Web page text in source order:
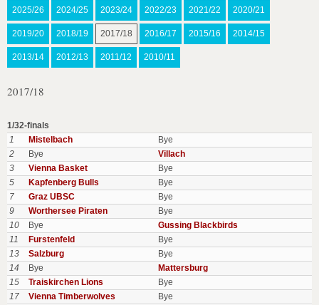
2025/26 2024/25 2023/24 2022/23 2021/22 2020/21
2019/20 2018/19 2017/18 2016/17 2015/16 2014/15
2013/14 2012/13 2011/12 2010/11
2017/18
1/32-finals
1
Mistelbach
Bye
2
Bye
Villach
3
Vienna Basket
Bye
5
Kapfenberg Bulls
Bye
7
Graz UBSC
Bye
9
Worthersee Piraten
Bye
10
Bye
Gussing Blackbirds
11
Furstenfeld
Bye
13
Salzburg
Bye
14
Bye
Mattersburg
15
Traiskirchen Lions
Bye
17
Vienna Timberwolves
Bye